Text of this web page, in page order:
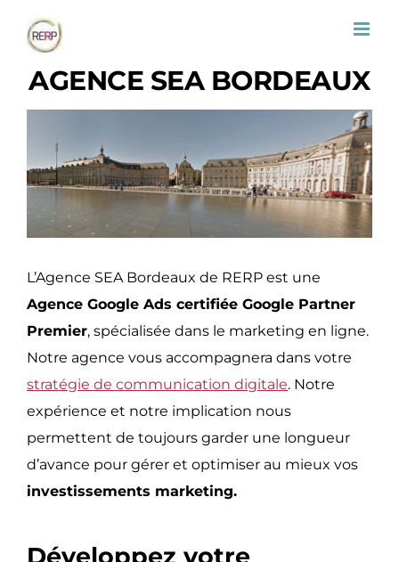
AGENCE SEA BORDEAUX
L’Agence SEA Bordeaux de RERP est une
Agence Google Ads certifiée Google Partner
Premier, spécialisée dans le marketing en ligne.
Notre agence vous accompagnera dans votre
stratégie de communication digitale. Notre
expérience et notre implication nous
permettent de toujours garder une longueur
d’avance pour gérer et optimiser au mieux vos
investissements marketing.
Développez votre